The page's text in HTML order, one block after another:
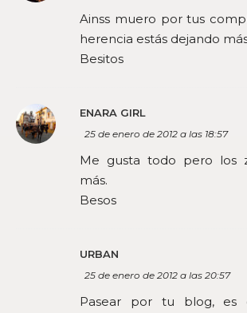
Ainss muero por tus
herencia estás dejando
Besitos
ENARA GIRL
25 de enero de 2012 a las 18:57
Me gusta todo pero los
más.
Besos
URBAN
25 de enero de 2012 a las 20:57
Pasear por tu blog, es